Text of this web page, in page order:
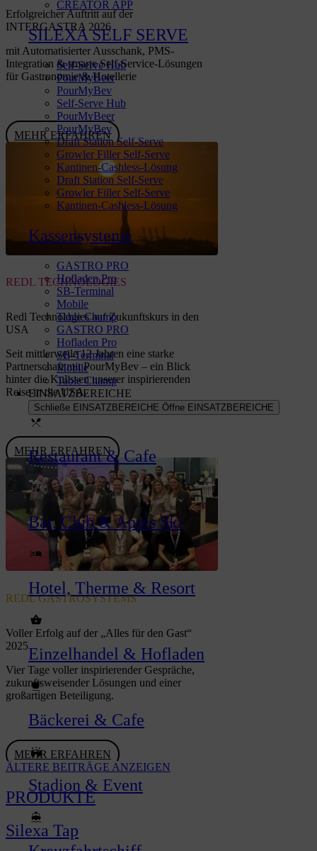
CREATOR APP
SILEXA SELF SERVE
Self-Serve Hub
PourMyBeer
PourMyBev
Self-Serve Hub
PourMyBeer
PourMyBev
Draft Station Self-Serve
Growler Filler Self-Serve
Kantinen-Cashless-Lösung
Draft Station Self-Serve
Growler Filler Self-Serve
Kantinen-Cashless-Lösung
Kassensysteme
GASTRO PRO
Hofladen Pro
SB-Terminal
Mobile
Table Champ
GASTRO PRO
Hofladen Pro
SB-Terminal
Mobile
Table Champ
EINSATZBEREICHE
Schließe EINSATZBEREICHE Öffne EINSATZBEREICHE
Restaurant & Cafe
Bar, Club & Après Ski
Hotel, Therme & Resort
Einzelhandel & Hofladen
Bäckerei & Cafe
Stadion & Event
Erfolgreicher Auftritt auf der
INTERGASTRA 2026
mit Automatisierter Ausschank, PMS-
Integration & smarte Self-Service-Lösungen
für Gastronomie & Hotellerie
MEHR ERFAHREN
REDL TECHNOLOGIES
Redl Technologies auf Zukunftskurs in den
USA
Seit mittlerweile 12 Jahren eine starke
Partnerschaft mit PourMyBev – ein Blick
hinter die Kulissen unserer inspirierenden
Reise in die USA.
MEHR ERFAHREN
REDL GASTROSYSTEMS
Voller Erfolg auf der „Alles für den Gast“
2025
Vier Tage voller inspirierender Gespräche,
zukunftsweisender Lösungen und einer
großartigen Beteiligung.
MEHR ERFAHREN
ÄLTERE BEITRÄGE ANZEIGEN
PRODUKTE
Silexa Tap